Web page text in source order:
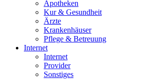
Apotheken
Kur & Gesundheit
Ärzte
Krankenhäuser
Pflege & Betreuung
Internet
Internet
Provider
Sonstiges